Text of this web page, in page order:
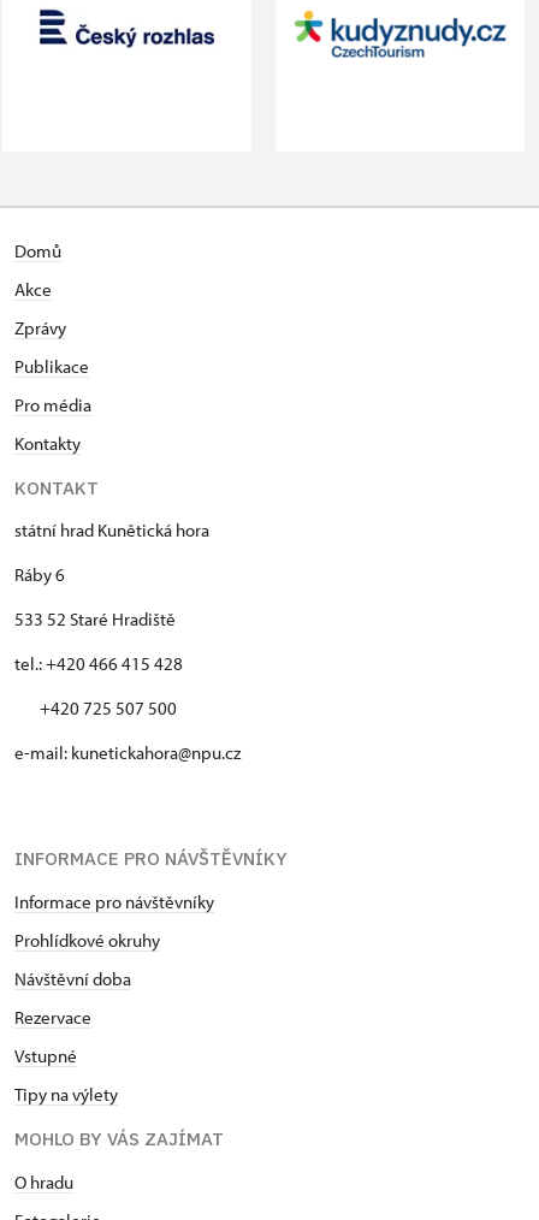
Domů
Akce
Zprávy
Publikace
Pro média
Kontakty
KONTAKT
státní hrad Kunětická hora
Ráby 6
533 52 Staré Hradiště
tel.: +420 466 415 428
+420 725 507 500
e-mail: kunetickahora@npu.cz
INFORMACE PRO NÁVŠTĚVNÍKY
Informace pro návštěvníky
Prohlídkové okruhy
Návštěvní doba
Rezervace
Vstupné
Tipy na výlety
MOHLO BY VÁS ZAJÍMAT
O hradu